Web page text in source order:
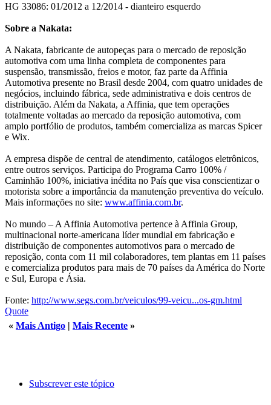
HG 33086: 01/2012 a 12/2014 - dianteiro esquerdo
Sobre a Nakata:
A Nakata, fabricante de autopeças para o mercado de reposição
automotiva com uma linha completa de componentes para
suspensão, transmissão, freios e motor, faz parte da Affinia
Automotiva presente no Brasil desde 2004, com quatro unidades de
negócios, incluindo fábrica, sede administrativa e dois centros de
distribuição. Além da Nakata, a Affinia, que tem operações
totalmente voltadas ao mercado da reposição automotiva, com
amplo portfólio de produtos, também comercializa as marcas Spicer
e Wix.
A empresa dispõe de central de atendimento, catálogos eletrônicos,
entre outros serviços. Participa do Programa Carro 100% /
Caminhão 100%, iniciativa inédita no País que visa conscientizar o
motorista sobre a importância da manutenção preventiva do veículo.
Mais informações no site: www.affinia.com.br.
No mundo – A Affinia Automotiva pertence à Affinia Group,
multinacional norte-americana líder mundial em fabricação e
distribuição de componentes automotivos para o mercado de
reposição, conta com 11 mil colaboradores, tem plantas em 11 países
e comercializa produtos para mais de 70 países da América do Norte
e Sul, Europa e Ásia.
Fonte: http://www.segs.com.br/veiculos/99-veicu...os-gm.html
Quote
« Mais Antigo | Mais Recente »
Subscrever este tópico